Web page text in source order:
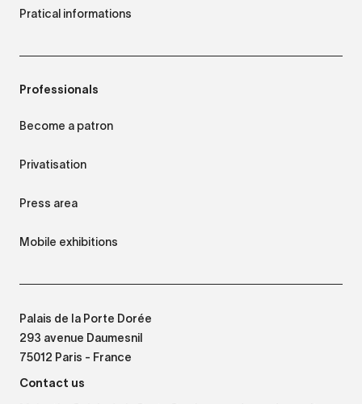
Pratical informations
Professionals
Become a patron
Privatisation
Press area
Mobile exhibitions
Palais de la Porte Dorée
293 avenue Daumesnil
75012 Paris - France
Contact us